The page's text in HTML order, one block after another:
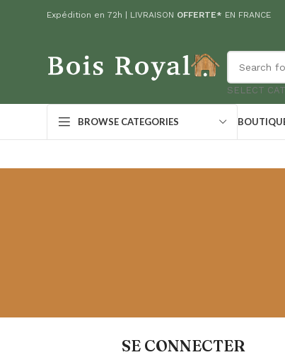
Expédition en 72h | LIVRAISON OFFERTE* EN FRANCE
SELECT
BROWSE CATEGORIES
SE CONNECTER